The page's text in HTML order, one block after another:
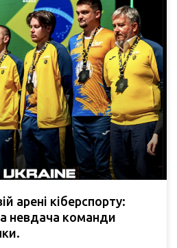
арені кіберспорту:
невдача команди